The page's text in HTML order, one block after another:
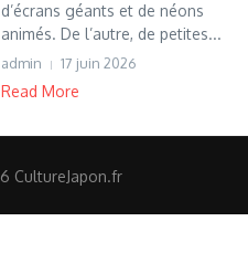
d’écrans géants et de néons
animés. De l’autre, de petites...
admin 17 juin 2026
Read More